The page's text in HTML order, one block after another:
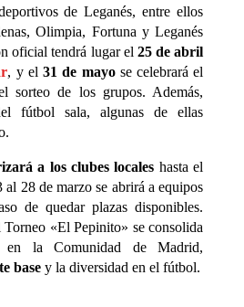
de Leganés, entre ellos
Olimpia, Fortuna y Leganés
oficial tendrá lugar el 25 de abril
, y el31 de mayose celebrará el
sorteo de los grupos. Además,
fútbol sala, algunas de ellas
a los clubes locales hasta el
28 de marzo se abrirá a equipos
de quedar plazas disponibles.
«El Pepinito» se consolida
en la Comunidad de Madrid,
basey la diversidad en el fútbol.